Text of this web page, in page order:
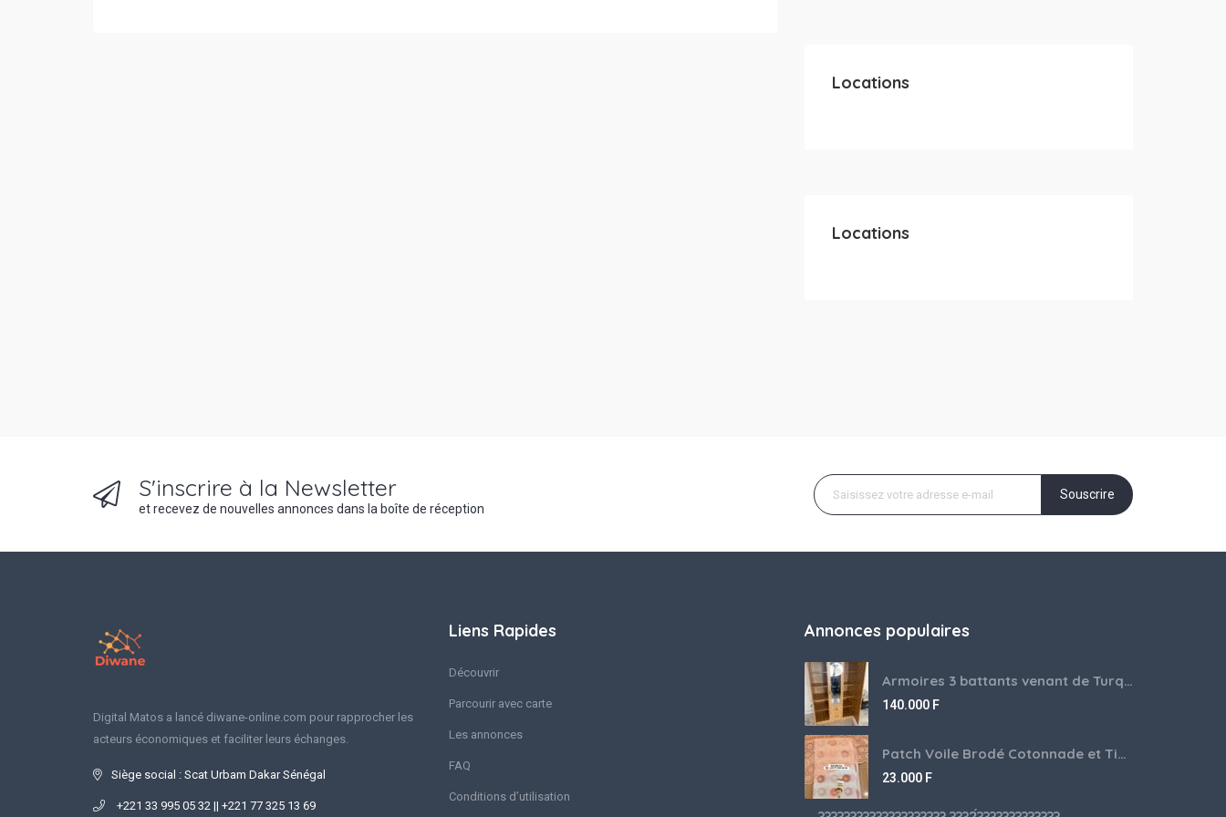
Locations
Locations
S'inscrire à la Newsletter
et recevez de nouvelles annonces dans la boîte de réception
Souscrire
Digital Matos a lancé diwane-online.com pour rapprocher les
acteurs économiques et faciliter leurs échanges.
Siège social : Scat Urbam Dakar Sénégal
+221 33 995 05 32 || +221 77 325 13 69
Liens Rapides
Découvrir
Parcourir avec carte
Les annonces
FAQ
Conditions d’utilisation
Annonces populaires
Armoires 3 battants venant de Turquie disponibles
140.000 F
Patch Voile Brodé Cotonnade et Tinu Minu de l’Inde ???????? ????
23.000 F